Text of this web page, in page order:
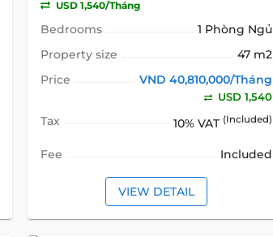
USD 1,540/Tháng
Bedrooms
1 Phòng Ngủ
Property size
47 m2
Price
VND 40,810,000/Tháng
USD 1,540
Tax 10% VAT (Included)
Fee Included
VIEW DETAIL